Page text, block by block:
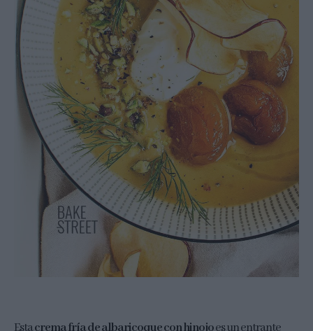
Estacrema fría de albaricoque con hinojoes un entrante